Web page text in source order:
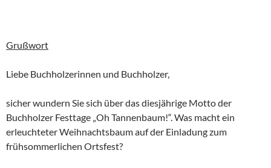
Grußwort
Liebe Buchholzerinnen und Buchholzer,
sicher wundern Sie sich über das diesjährige Motto der
Buchholzer Festtage „Oh Tannenbaum!“. Was macht ein
erleuchteter Weihnachtsbaum auf der Einladung zum
frühsommerlichen Ortsfest?